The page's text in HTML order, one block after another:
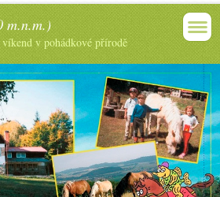
m.n.m.)
v pohádkové přírodě